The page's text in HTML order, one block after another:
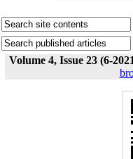
Volume 4, Issue 23 (6-